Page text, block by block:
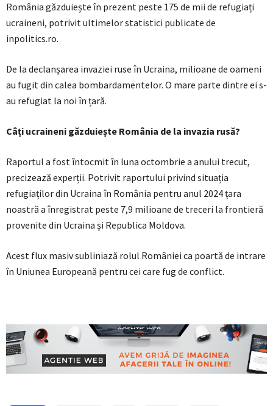
România găzduiește în prezent peste 175 de mii de refugiați
ucraineni, potrivit ultimelor statistici publicate de
inpolitics.ro.
De la declanșarea invaziei ruse în Ucraina, milioane de oameni
au fugit din calea bombardamentelor. O mare parte dintre ei s-
au refugiat la noi în țară.
Câți ucraineni găzduiește România de la invazia rusă?
Raportul a fost întocmit în luna octombrie a anului trecut,
precizează experții. Potrivit raportului privind situația
refugiaților din Ucraina în România pentru anul 2024 țara
noastră a înregistrat peste 7,9 milioane de treceri la frontieră
provenite din Ucraina și Republica Moldova.
Acest flux masiv subliniază rolul României ca poartă de intrare
în Uniunea Europeană pentru cei care fug de conflict.